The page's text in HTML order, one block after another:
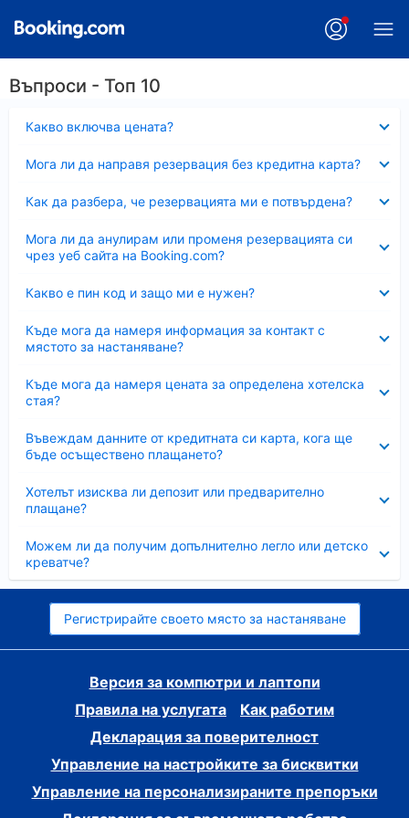
Въпроси - Топ 10
Какво включва цената?
Мога ли да направя резервация без кредитна карта?
Как да разбера, че резервацията ми е потвърдена?
Мога ли да анулирам или променя резервацията си
чрез уеб сайта на Booking.com?
Какво е пин код и защо ми е нужен?
Къде мога да намеря информация за контакт с
мястото за настаняване?
Къде мога да намеря цената за определена хотелска
стая?
Въвеждам данните от кредитната си карта, кога ще
бъде осъществено плащането?
Хотелът изисква ли депозит или предварително
плащане?
Можем ли да получим допълнително легло или детско
креватче?
Регистрирайте своето място за настаняване
Версия за компютри и лаптопи
Правила на услугата
Как работим
Декларация за поверителност
Управление на настройките за бисквитки
Управление на персонализираните препоръки